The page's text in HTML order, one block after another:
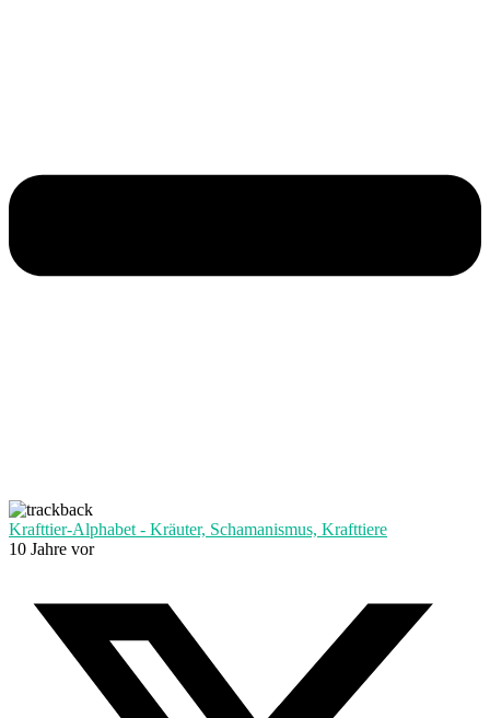
Krafttier-Alphabet - Kräuter, Schamanismus, Krafttiere
10 Jahre vor